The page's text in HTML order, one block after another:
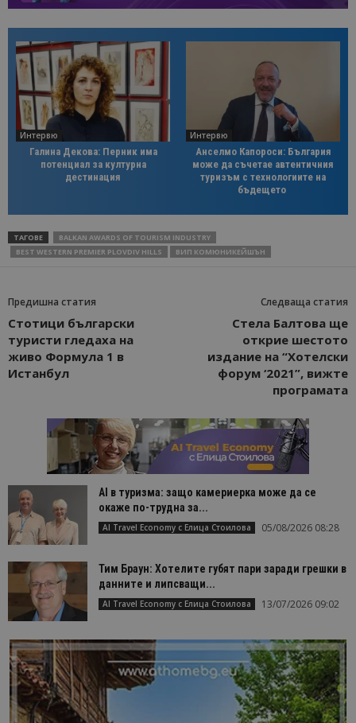
Интервю
Галина Декова: Перник има
потенциал за културна
дестинация
Интервю
Анселмо Капороси: България
може да съчетае автентичния
туризъм с технологиите на
бъдещето
ТАГОВЕ
BALKAN AWARDS OF TOURISM INDUSTRY
BEST WESTERN PREMIER PLOVDIV HILLS
ВИП КОМЮНИКЕЙШЪН
Предишна статия
Стотици български
туристи гледаха на
живо Формула 1 в
Истанбул
Следваща статия
Стела Балтова ще
открие шестото
издание на “Хотелски
форум ‘2021”, вижте
програмата
AI в туризма: защо камериерка може да се
окаже по-трудна за...
AI Travel Economy с Елица Стоилова 05/08/2026 08:28
Тим Браун: Хотелите губят пари заради грешки в
данните и липсващи...
AI Travel Economy с Елица Стоилова 13/07/2026 09:02